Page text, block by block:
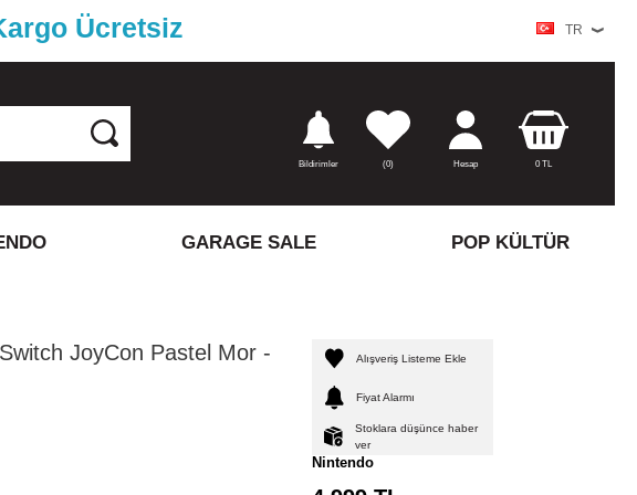
Ücretsiz TR
Bildirimler (0) Hesap 0TL
GARAGE SALE POP KÜLTÜR
JoyCon Pastel Mor -
Alışveriş Listeme Ekle
Fiyat Alarmı
Stoklara düşünce haber
ver
Nintendo